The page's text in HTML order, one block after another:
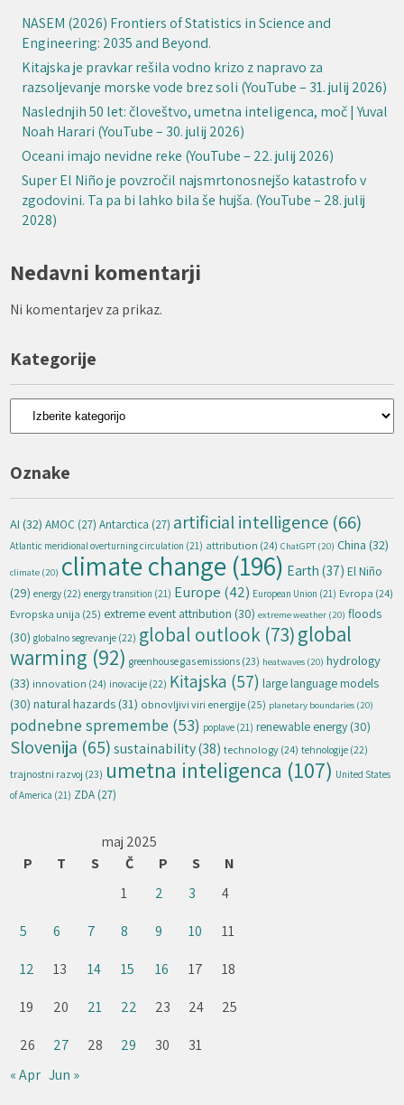
NASEM (2026) Frontiers of Statistics in Science and
Engineering: 2035 and Beyond.
Kitajska je pravkar rešila vodno krizo z napravo za
razsoljevanje morske vode brez soli (YouTube – 31. julij 2026)
Naslednjih 50 let: človeštvo, umetna inteligenca, moč | Yuval
Noah Harari (YouTube – 30. julij 2026)
Oceani imajo nevidne reke (YouTube – 22. julij 2026)
Super El Niño je povzročil najsmrtonosnejšo katastrofo v
zgodovini. Ta pa bi lahko bila še hujša. (YouTube – 28. julij
2028)
Nedavni komentarji
Ni komentarjev za prikaz.
Kategorije
Kategorije
Oznake
AI (32) AMOC (27) Antarctica (27) artificial intelligence (66)
Atlantic meridional overturning circulation (21) attribution (24) ChatGPT (20) China (32)
climate (20) climate change (196) Earth (37) El Niño
(29) energy (22) energy transition (21) Europe (42) European Union (21) Evropa (24)
Evropska unija (25) extreme event attribution (30) extreme weather (20) floods
(30) globalno segrevanje (22) global outlook (73)global
warming (92) greenhouse gas emissions (23) heatwaves (20) hydrology
(33) innovation (24) inovacije (22) Kitajska (57) large language models
(30) natural hazards (31) obnovljivi viri energije(25) planetary boundaries (20)
podnebne spremembe (53) poplave (21) renewable energy (30)
Slovenija (65) sustainability(38) technology(24) tehnologije (22)
trajnostni razvoj (23) umetna inteligenca (107) United States
of America (21) ZDA (27)
maj 2025
P
T S Č P S
N
1
2 3
4
5
6 7 8 9 10
11
12
13 14 15 16 17
18
19
20 21 22 23 24
25
26
27 28 29 30
31
« Apr Jun »